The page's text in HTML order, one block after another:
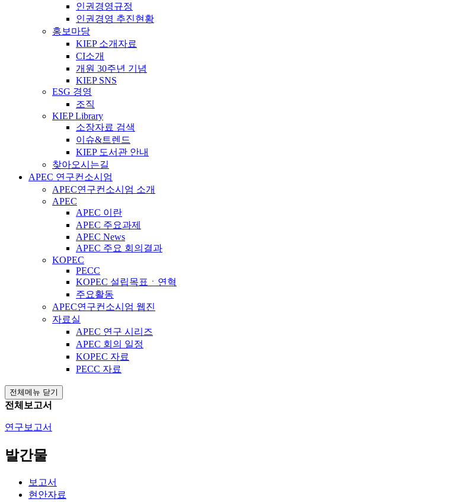
인권경영규정
인권경영 추진현황
홍보마당
KIEP 소개자료
CI소개
개원 30주년 기념
KIEP SNS
ESG 경영
조직
KIEP Library
소장자료 검색
이슈&트렌드
KIEP 도서관 안내
찾아오시는길
APEC 연구컨소시엄
APEC연구컨소시엄 소개
APEC
APEC 이란
APEC 주요과제
APEC News
APEC 주요 회의결과
KOPEC
PECC
KOPEC 설립목표ㆍ연혁
주요활동
APEC연구컨소시엄 웹진
자료실
APEC 연구 시리즈
APEC 회의 일정
KOPEC 자료
PECC 자료
전체메뉴 닫기
전체보고서
연구보고서
발간물
보고서
현안자료